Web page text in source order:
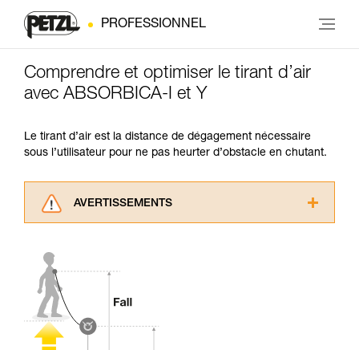
PROFESSIONNEL
Comprendre et optimiser le tirant d’air
avec ABSORBICA-I et Y
Le tirant d’air est la distance de dégagement nécessaire
sous l’utilisateur pour ne pas heurter d’obstacle en chutant.
AVERTISSEMENTS
pouvoir comprendre ce complément
Maîtriser ces techniques nécessite une